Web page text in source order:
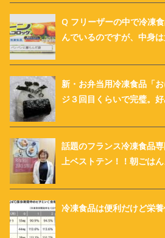
Q フリーザーの中で冷凍
んでいるのですが、中身
新・お弁当用冷凍食品「
ジ３回目くらいで完璧。
話題のフランス冷凍食品
上ベストテン！！朝ごは
冷凍食品は便利だけど栄